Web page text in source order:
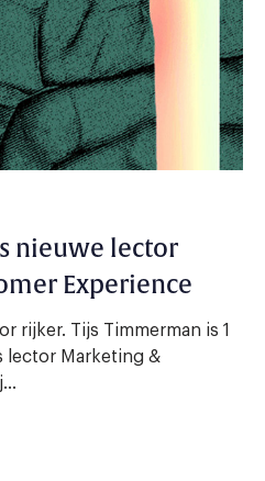
nieuwe lector
Experience
rijker. Tijs Timmerman is 1
lector Marketing &